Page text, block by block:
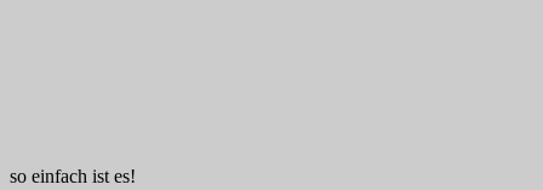
so einfach ist es!